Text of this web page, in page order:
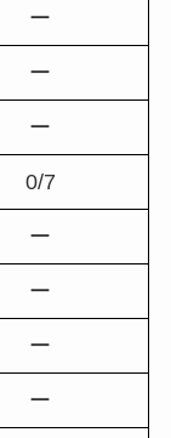
ー
ー
ー
0/7
ー
ー
ー
ー